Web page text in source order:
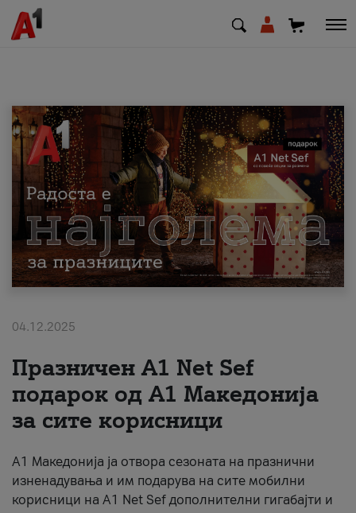
МК EN SQ
Приватни Деловни
Поддршка
Надополни кредит
За нас
#ПодобарОнлајн
04.12.2025
Празничен A1 Net Sеf
подарок од А1 Македонија
за сите корисници
А1 Македонија ја отвора сезоната на празнични
изненадувања и им подарува на сите мобилни
корисници на A1 Net Sef дополнителни гигабајти и